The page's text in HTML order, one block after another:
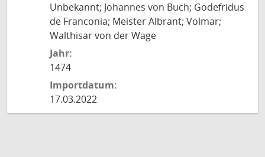
Unbekannt; Johannes von Buch; Godefridus
de Franconia; Meister Albrant; Volmar;
Walthisar von der Wage
Jahr:
1474
Importdatum:
17.03.2022